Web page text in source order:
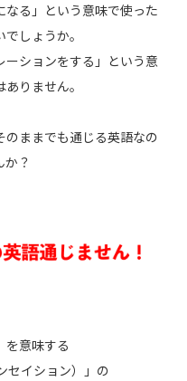
る」という意味で使った
しょうか。
ーションをする」という意
りません。
のままでも通じる英語なの
？
を意味する
セイション）」の